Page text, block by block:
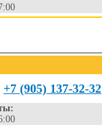
+7 (905) 137-32-32